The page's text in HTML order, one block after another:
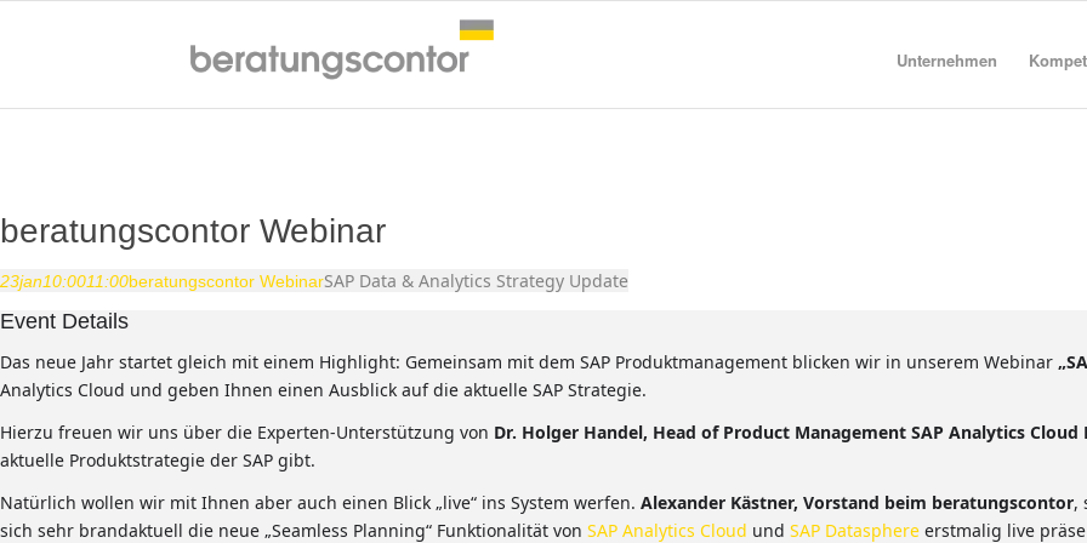
Unternehmen
beratungscontor Webinar
23jan10:0011:00beratungscontor WebinarSAP Data & Analytics Strategy Update
Event Details
Das neue Jahr startet gleich mit einem Highlight: Gemeinsam mit dem SAP Produktmanagement blicken wir in unserem Webinar
Analytics Cloud und geben Ihnen einen Ausblick auf die aktuelle SAP Strategie.
Hierzu freuen wir uns über die Experten-Unterstützung von Dr. Holger Handel, Head of Product Management SAP Analytics Cloud
aktuelle Produktstrategie der SAP gibt.
Natürlich wollen wir mit Ihnen aber auch einen Blick „live“ ins System werfen. Alexander Kästner, Vorstand beim beratungscontor,
sich sehr brandaktuell die neue „Seamless Planning“ Funktionalität von SAP Analytics Cloud und SAP Datasphere erstmalig live